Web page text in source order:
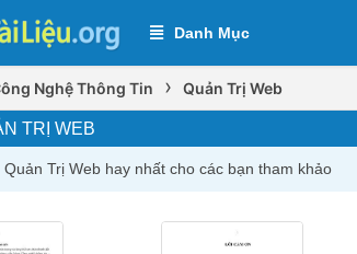
Danh Mục
Nghệ Thông Tin › Quản Trị Web
TRỊ WEB
Trị Web hay nhất cho các bạn tham khảo